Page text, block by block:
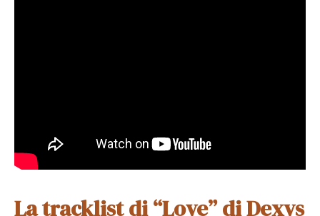
La tracklist di “Love” di Dexys